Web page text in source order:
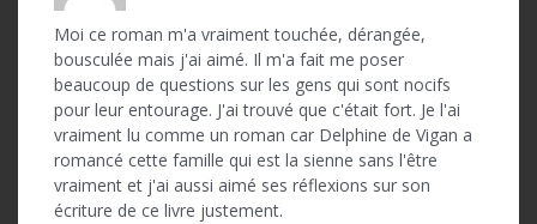
Moi ce roman m'a vraiment touchée, dérangée,
bousculée mais j'ai aimé. Il m'a fait me poser
beaucoup de questions sur les gens qui sont nocifs
pour leur entourage. J'ai trouvé que c'était fort. Je l'ai
vraiment lu comme un roman car Delphine de Vigan a
romancé cette famille qui est la sienne sans l'être
vraiment et j'ai aussi aimé ses réflexions sur son
écriture de ce livre justement.